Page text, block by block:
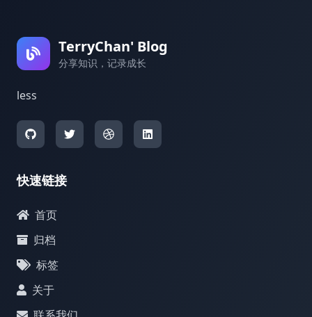
TerryChan' Blog
分享知识，记录成长
less
快速链接
首页
归档
标签
关于